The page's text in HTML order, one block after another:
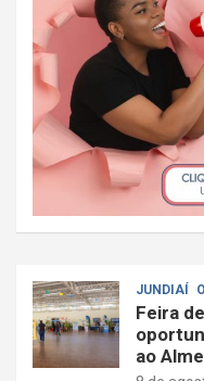
JUNDIAÍ
Feira
ao